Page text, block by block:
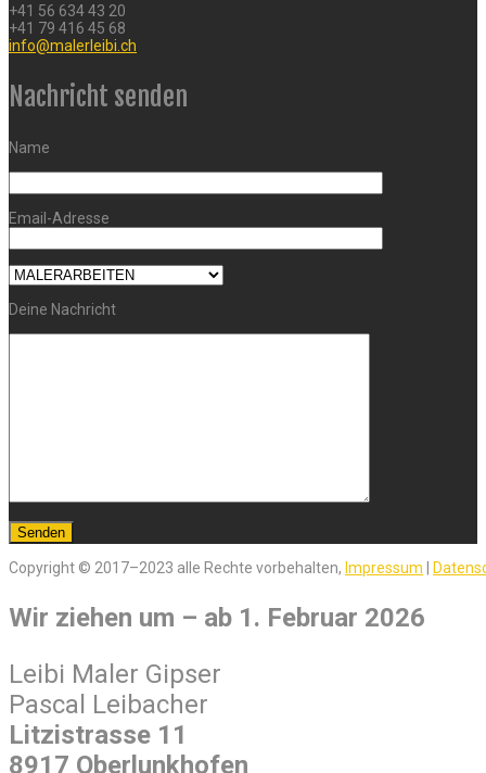
+41 56 634 43 20
+41 79 416 45 68
info@malerleibi.ch
Nachricht senden
Name
Email-Adresse
Deine Nachricht
Copyright © 2017–2023 alle Rechte vorbehalten, Impressum
Wir ziehen um – ab 1. Februar 2026
Leibi Maler Gipser
Pascal Leibacher
Litzistrasse 11
8917 Oberlunkhofen